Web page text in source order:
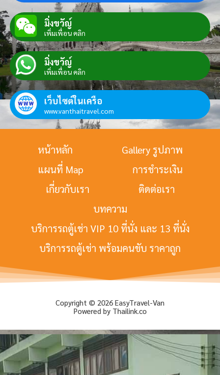
มิ่งขวัญ์
เพิ่มเพื่อน คลิก
มิ่งขวัญ์
เพิ่มเพื่อน คลิก
เว็บไซต์ในเครือ
www.vanthaitravel.com
หน้าหลัก
Gallery รูปภาพ
แผนที่ Map
การชำระเงิน
เกี่ยวกับเรา
ติดต่อเรา
บทความ
บริการรถตู้เช่า VIP 10 ที่นั่ง และ 13 ที่นั่ง
บริการรถตู้เช่า พร้อมคนขับ ราคาถูก
Copyright © 2026 EasyTravel-Van
Powered by Thailink.co